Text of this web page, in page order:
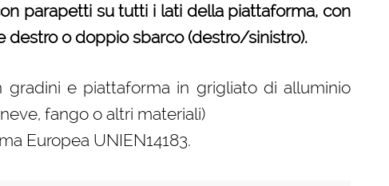
parapetti su tutti i lati della piattaforma, con
destro o doppio sbarco (destro/sinistro).
gradini e piattaforma in grigliato di alluminio
fango o altri materiali)
Europea UNIEN14183.